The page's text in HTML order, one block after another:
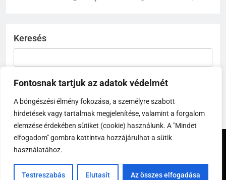
Fontosnak tartjuk az adatok védelmét
A böngészési élmény fokozása, a személyre szabott
hirdetések vagy tartalmak megjelenítése, valamint a forgalom
elemzése érdekében sütiket (cookie) használunk. A "Mindet
elfogadom" gombra kattintva hozzájárulhat a sütik
használatához.
Testreszabás Elutasít Az összes elfogadása
Keresés
Komp Menetrend - 2026. Powered By
Adatvédelem Cookie Tájékoztató
Felhasználási Feltételek
Impresszum
Rólunk